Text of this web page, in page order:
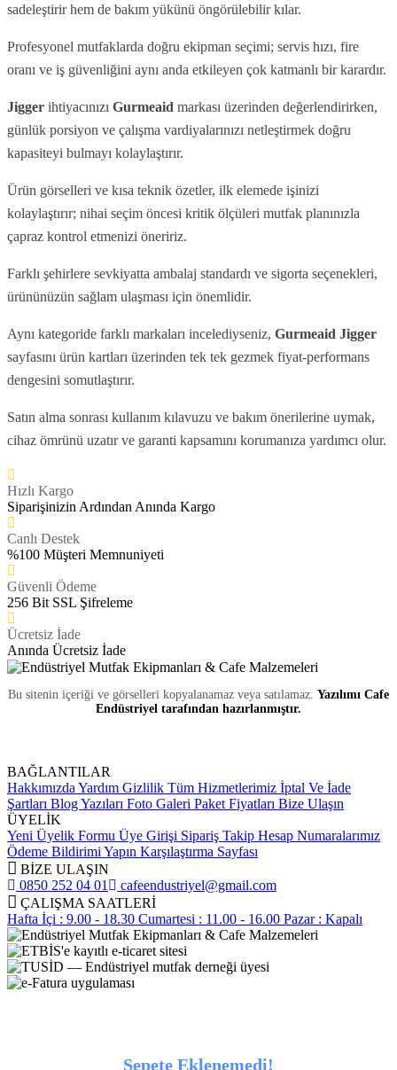
sadeleştirir hem de bakım yükünü öngörülebilir kılar.
Profesyonel mutfaklarda doğru ekipman seçimi; servis hızı, fire
oranı ve iş güvenliğini aynı anda etkileyen çok katmanlı bir karardır.
Jigger ihtiyacınızı Gurmeaid markası üzerinden değerlendirirken,
günlük porsiyon ve çalışma vardiyalarınızı netleştirmek doğru
kapasiteyi bulmayı kolaylaştırır.
Ürün görselleri ve kısa teknik özetler, ilk elemede işinizi
kolaylaştırır; nihai seçim öncesi kritik ölçüleri mutfak planınızla
çapraz kontrol etmenizi öneririz.
Farklı şehirlere sevkiyatta ambalaj standardı ve sigorta seçenekleri,
ürününüzün sağlam ulaşması için önemlidir.
Aynı kategoride farklı markaları incelediyseniz, Gurmeaid Jigger
sayfasını ürün kartları üzerinden tek tek gezmek fiyat-performans
dengesini somutlaştırır.
Satın alma sonrası kullanım kılavuzu ve bakım önerilerine uymak,
cihaz ömrünü uzatır ve garanti kapsamını korumanıza yardımcı olur.
Hızlı Kargo
Siparişinizin Ardından Anında Kargo
Canlı Destek
%100 Müşteri Memnuniyeti
Güvenli Ödeme
256 Bit SSL Şifreleme
Ücretsiz İade
Anında Ücretsiz İade
Bu sitenin içeriği ve görselleri kopyalanamaz veya satılamaz. Yazılımı Cafe
Endüstriyel tarafından hazırlanmıştır.
BAĞLANTILAR
Hakkımızda Yardım Gizlilik Tüm Hizmetlerimiz İptal Ve İade
Şartları Blog Yazıları Foto Galeri Paket Fiyatları Bize Ulaşın
ÜYELİK
Yeni Üyelik Formu Üye Girişi Sipariş Takip Hesap Numaralarımız
Ödeme Bildirimi Yapın Karşılaştırma Sayfası
BİZE ULAŞIN
0850 252 04 01
cafeendustriyel@gmail.com
ÇALIŞMA SAATLERİ
Hafta İçi : 9.00 - 18.30 Cumartesi : 11.00 - 16.00 Pazar : Kapalı
Sepete Eklenemedi!